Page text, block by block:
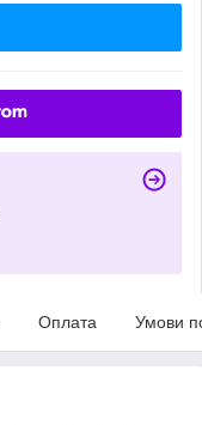
Оплата Умови